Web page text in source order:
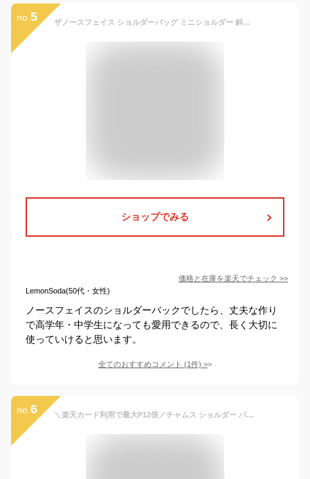
no. 5 ザノースフェイス ショルダーバッグ ミニショルダー 斜めがけ 軽量 小学生 低学年 高学年 ポシェット キッズバッグ キッズ 子供 子供用 こども 子ども 女子 男子 女の子 男の子 かばん お出かけ アウトドア かわいい ブランド
ショップでみる
価格と在庫を楽天でチェック >>
LemonSoda(50代・女性)
ノースフェイスのショルダーバックでしたら、丈夫な作り
で高学年・中学生になっても愛用できるので、長く大切に
使っていけると思います。
全てのおすすめコメント (1件) >
no. 6 ＼楽天カード利用で最大P12倍／チャムス ショルダー バッグ ショルダーバッグ ポーチ SWEAT スウェット CHUMS ショルダーポーチ ch60-2701 斜めがけ メンズ レディース キッズ ポイント10倍 送料無料 誕生日プレゼント ギフト ラッピング無料